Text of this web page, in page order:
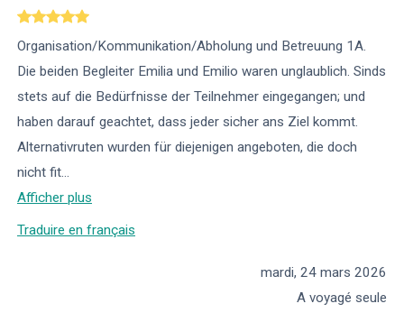
Organisation/Kommunikation/Abholung und Betreuung 1A.
Die beiden Begleiter Emilia und Emilio waren unglaublich. Sinds
stets auf die Bedürfnisse der Teilnehmer eingegangen; und
haben darauf geachtet, dass jeder sicher ans Ziel kommt.
Alternativruten wurden für diejenigen angeboten, die doch
nicht fit...
Afficher plus
Traduire en français
mardi, 24 mars 2026
A voyagé seule